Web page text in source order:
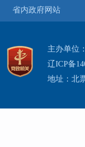
省内政府网站
主办单位
辽ICP备
地址：北